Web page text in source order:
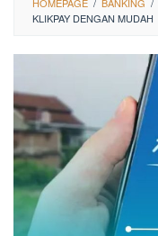
KLIKPAY DENGAN MUDAH